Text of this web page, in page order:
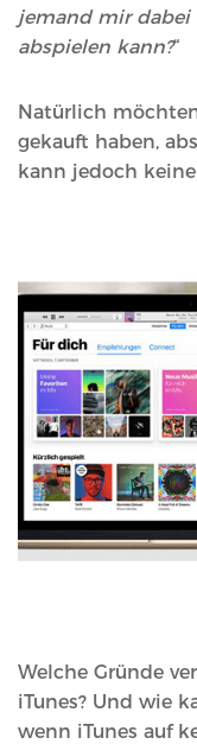
jemand mir dabei
abspielen kann?“
Natürlich
gekauft haben,
kann jedoch
Welche Gründe
iTunes? Und wie
wenn iTunes auf